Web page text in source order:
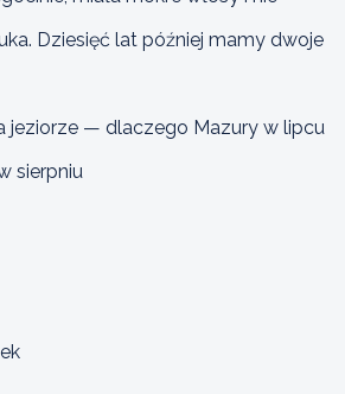
Dziesięć lat później mamy dwoje
jeziorze — dlaczego Mazury w lipcu
sierpniu